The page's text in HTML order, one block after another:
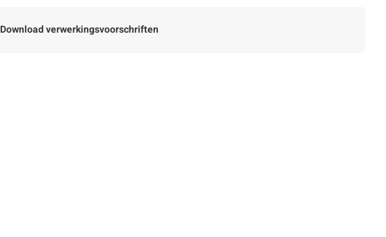
Download verwerkingsvoorschriften